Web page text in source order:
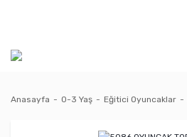
Anasayfa 0-3 Yaş Eğitici Oyuncaklar